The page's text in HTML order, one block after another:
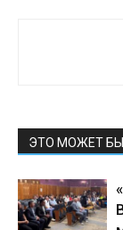
ЭТО МОЖЕТ